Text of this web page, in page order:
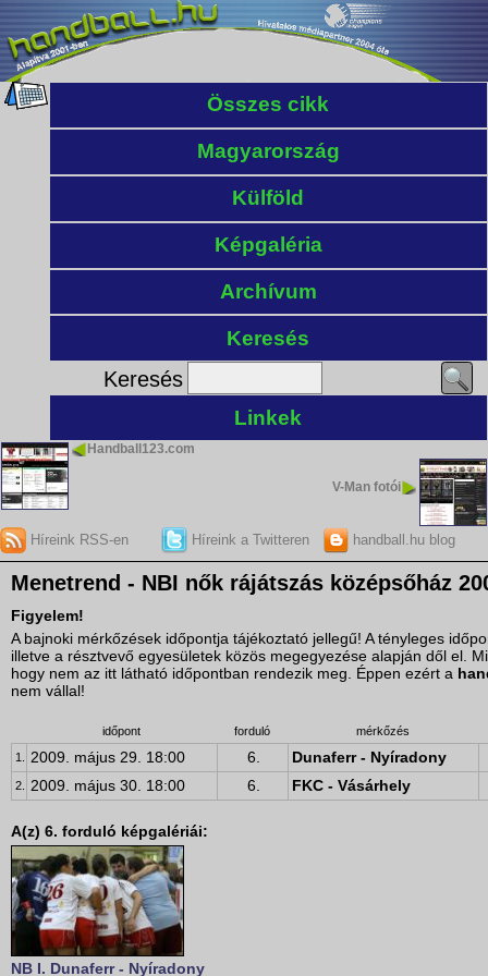
Összes cikk
Magyarország
Külföld
Képgaléria
Archívum
Keresés
Keresés
Linkek
Handball123.com
V-Man fotói
Híreink RSS-en Híreink a Twitteren handball.hu blog
Menetrend - NBI nők rájátszás középsőház
Figyelem!
A bajnoki mérkőzések időpontja tájékoztató jellegű! A tényleges
illetve a résztvevő egyesületek közös megegyezése alapján dől el.
hogy nem az itt látható időpontban rendezik meg. Éppen ezért a
nem vállal!
időpont forduló
mérkőzés
1.
2009. május 29. 18:00 6. Dunaferr - Nyíradony
2. 2009. május 30. 18:00 6. FKC - Vásárhely
A(z) 6. forduló képgalériái:
NB I. Dunaferr - Nyíradony